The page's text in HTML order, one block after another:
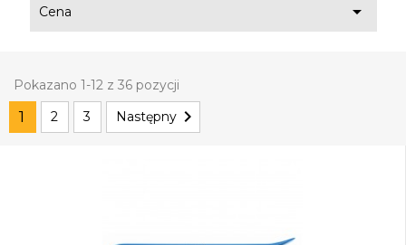
Cena 
Pokazano 1-12 z 36 pozycji
1 2 3 Następny 